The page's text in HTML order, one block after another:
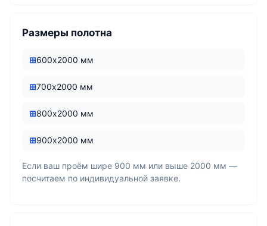
Размеры полотна
600х2000 мм
700х2000 мм
800х2000 мм
900х2000 мм
Если ваш проём шире 900 мм или выше 2000 мм —
посчитаем по индивидуальной заявке.